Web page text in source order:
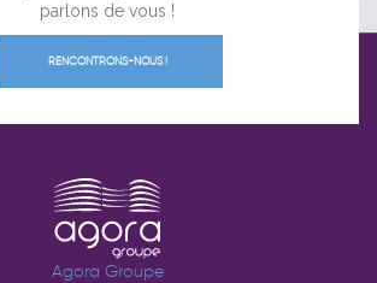
parlons de vous !
RENCONTRONS-NOUS !
Agora Groupe